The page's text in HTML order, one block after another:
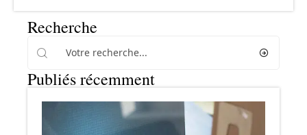
Recherche
Publiés récemment